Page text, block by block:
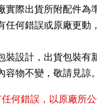
實際出貨所附配件為
任何錯誤或原廠更動
裝設計，出貨包裝有
何錯誤，以原廠所公